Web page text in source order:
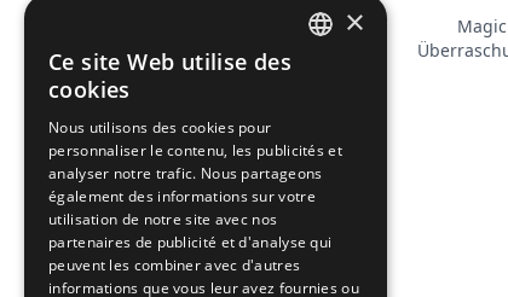
×
Ce site Web utilise des
cookies
Nous utilisons des cookies pour
personnaliser le contenu, les publicités et
analyser notre trafic. Nous partageons
également des informations sur votre
utilisation de notre site avec nos
partenaires de publicité et d'analyse qui
peuvent les combiner avec d'autres
informations que vous leur avez fournies ou